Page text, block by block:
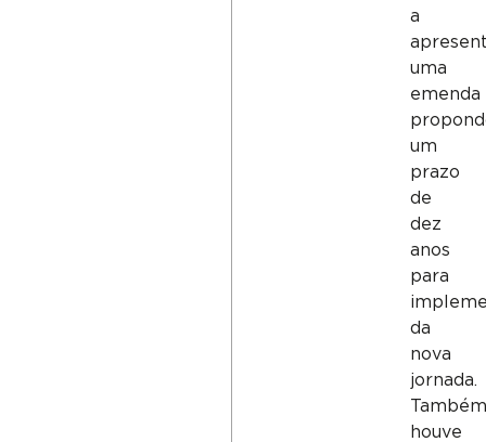
a
uma
emenda
um
prazo
de
dez
anos
para
da
nova
jornada.
Também
houve